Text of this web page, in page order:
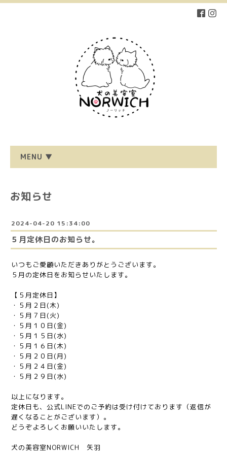
MENU ▼
お知らせ
2024-04-20 15:34:00
５月定休日のお知らせ。
いつもご愛顧いただきありがとうございます。
５月の定休日をお知らせいたします。
【５月定休日】
・５月２日(木)
・５月７日(火)
・５月１０日(金)
・５月１５日(水)
・５月１６日(木)
・５月２０日(月)
・５月２４日(金)
・５月２９日(水)
以上になります。
定休日も、公式LINEでのご予約は受け付けております（返信が
遅くなることがございます）。
どうぞよろしくお願いいたします。
犬の美容室NORWICH 矢羽